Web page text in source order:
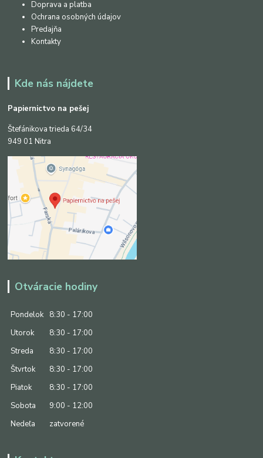
Doprava a platba
Ochrana osobných údajov
Predajňa
Kontakty
Kde nás nájdete
Papiernictvo na pešej
Štefánikova trieda 64/34
949 01 Nitra
Otváracie hodiny
Pondelok
8:30 - 17:00
Utorok
8:30 - 17:00
Streda
8:30 - 17:00
Štvrtok
8:30 - 17:00
Piatok
8:30 - 17:00
Sobota
9:00 - 12:00
Nedeľa
zatvorené